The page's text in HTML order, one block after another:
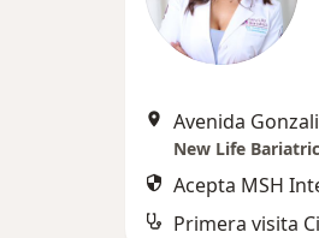
Avenida
New Life
Acepta MSH
Primera visita